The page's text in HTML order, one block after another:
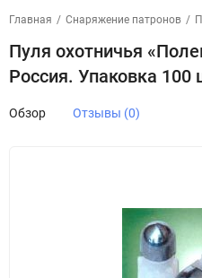
Главная / Снаряжение патронов /
Пуля охотничья
Россия. Упаковка
Обзор Отзывы (0)